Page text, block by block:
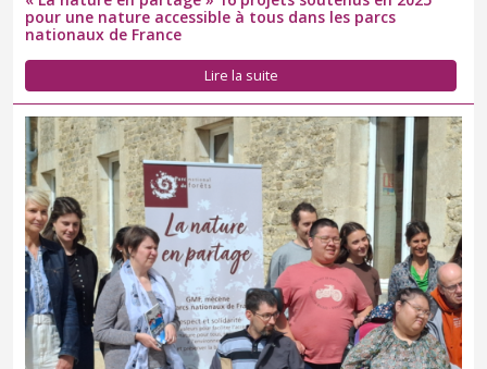
pour une nature accessible à tous dans les parcs
nationaux de France
Lire la suite
Le Parc national de forêts a inauguré de nouveaux
aménagements et outils d’accessibilité à la Maison de Courcelles.